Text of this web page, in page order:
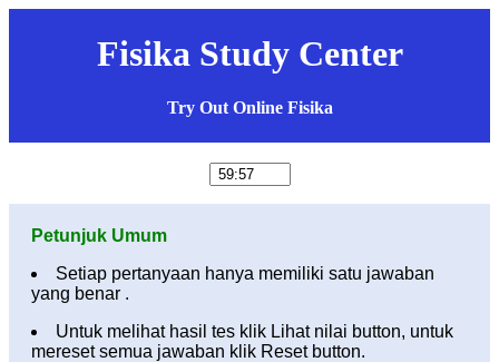
Fisika Study Center
Try Out Online Fisika
Petunjuk Umum
Setiap pertanyaan hanya memiliki satu jawaban
yang benar .
Untuk melihat hasil tes klik Lihat nilai button, untuk
mereset semua jawaban klik Reset button.